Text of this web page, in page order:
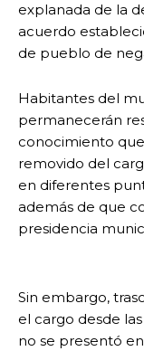
explanada de la
acuerdo
de pueblo de
Habitantes del
permanecerán
conocimiento
removido del
en diferentes
además de que
presidencia
Sin embargo,
el cargo desde
no se presentó